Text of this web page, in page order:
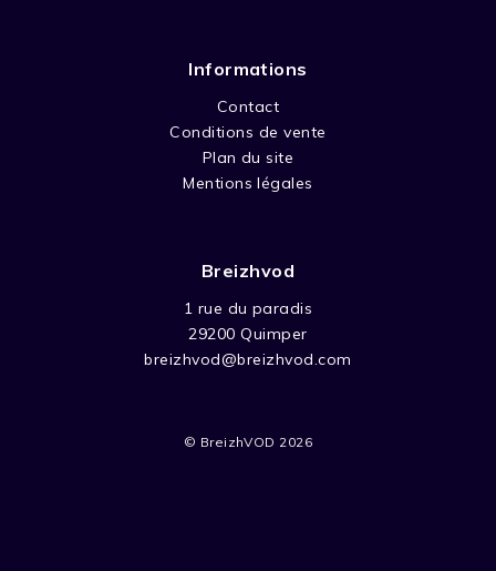
Informations
Contact
Conditions de vente
Plan du site
Mentions légales
Breizhvod
1 rue du paradis
29200 Quimper
breizhvod@breizhvod.com
© BreizhVOD 2026